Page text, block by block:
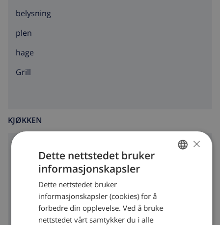
belysning
plen
hage
grill
KJØKKEN
mikrobølgeovn
kjøleskap
SPANISH
×
Dette nettstedet bruker
informasjonskapsler
Dette nettstedet bruker
informasjonskapsler (cookies) for å
forbedre din opplevelse. Ved å bruke
nettstedet vårt samtykker du i alle